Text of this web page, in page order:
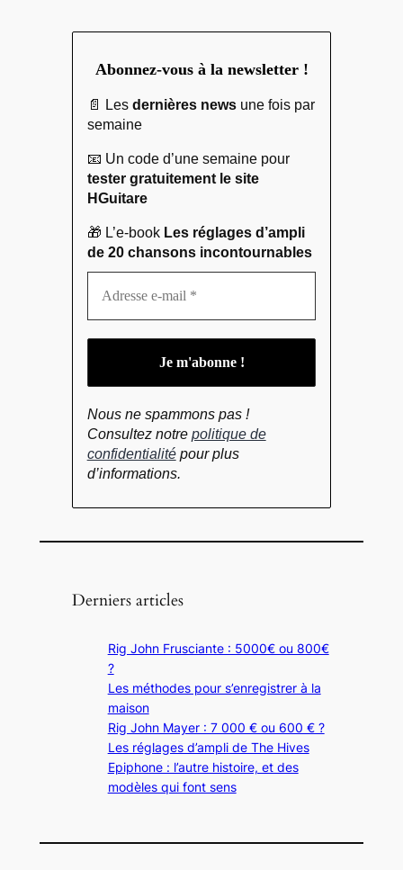
Abonnez-vous à la newsletter !
📄 Les dernières newsune fois par
semaine
📧 Un code d’une semaine pour
tester gratuitement le site
HGuitare
🎁 L’e-book Les réglages d’ampli
de 20 chansons incontournables
Nous ne spammons pas !
Consultez notre politique de
confidentialitépour plus
d’informations.
Derniers articles
Rig John Frusciante : 5000€ ou 800€
?
Les méthodes pour s’enregistrer à la
maison
Rig John Mayer : 7 000 € ou 600 € ?
Les réglages d’ampli de The Hives
Epiphone : l’autre histoire, et des
modèles qui font sens